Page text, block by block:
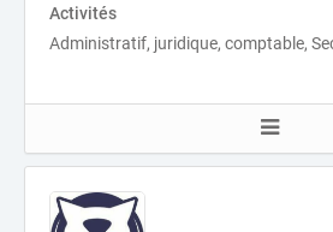
Activités
Administratif, juridique, comptable,